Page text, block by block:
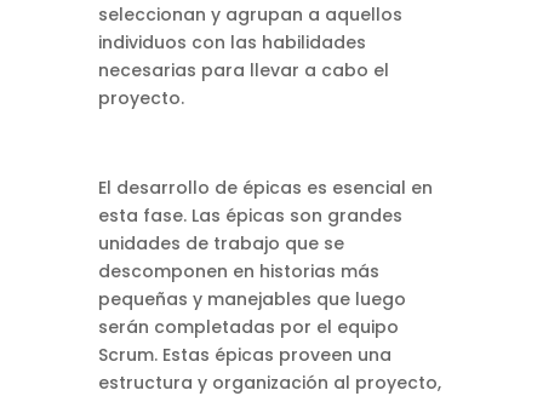
seleccionan y agrupan a aquellos
individuos con las habilidades
necesarias para llevar a cabo el
proyecto.
El desarrollo de épicas es esencial en
esta fase. Las épicas son grandes
unidades de trabajo que se
descomponen en historias más
pequeñas y manejables que luego
serán completadas por el equipo
Scrum. Estas épicas proveen una
estructura y organización al proyecto,